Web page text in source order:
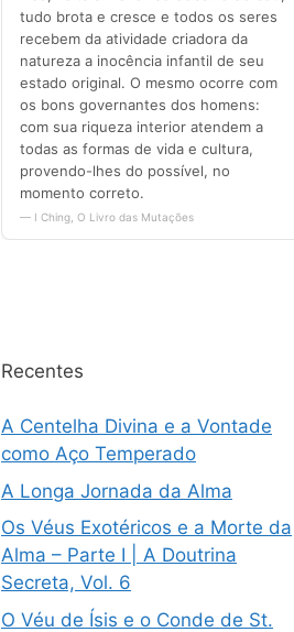
Recentes
A Centelha Divina e a Vontade
como Aço Temperado
A Longa Jornada da Alma
Os Véus Exotéricos e a Morte da
Alma – Parte I | A Doutrina
Secreta, Vol. 6
O Véu de Ísis e o Conde de St.